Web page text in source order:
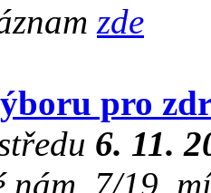
zde
pro
6. 11.
nám. 7/19,